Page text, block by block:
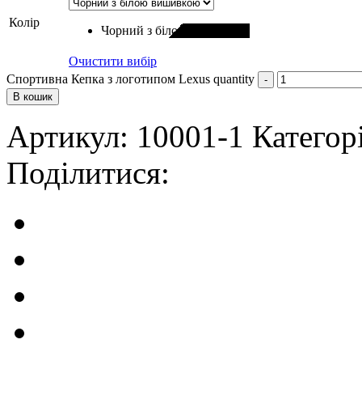
Колір
Чорний з білою вишивкою
Очистити вибір
Спортивна Кепка з логотипом Lexus quantity
В кошик
Артикул: 10001-1
Поділитися: